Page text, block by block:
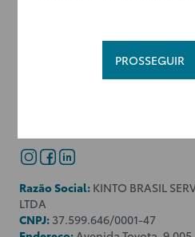
EN
Razão Social: KINTO BRASIL
LTDA
CNPJ: 37.599.646/0001-47
PROSSEGUIR